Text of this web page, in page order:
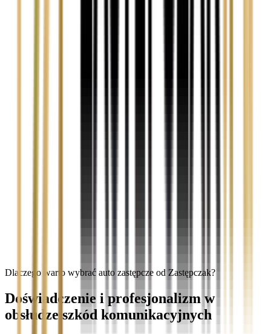
Dlaczego warto wybrać auto zastępcze od Zastępczak?
Doświadczenie i profesjonalizm w
obsłudze szkód komunikacyjnych